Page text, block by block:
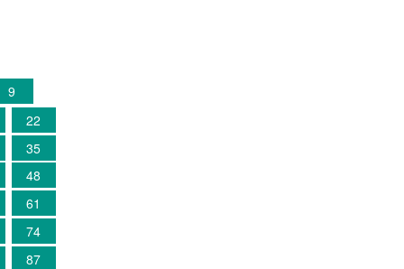
9
22
35
48
61
74
87